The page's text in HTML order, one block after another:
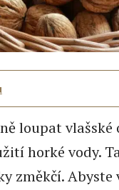
loupat vlašské
horké vody.
změkčí. Abyste